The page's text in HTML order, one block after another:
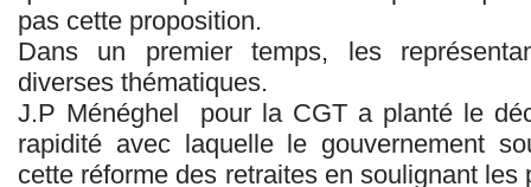
pas cette proposition.
Dans un premier temps, les
diverses thématiques.
J.P Ménéghel
pour la CGT a planté le
rapidité avec laquelle le gouvernement
cette réforme des retraites en soulignant